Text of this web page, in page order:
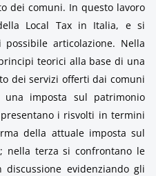
dei comuni. In questo lavoro
Local Tax in Italia, e si
articolazione. Nella
teorici alla base di una
dei servizi offerti dai comuni
imposta sul patrimonio
i risvolti in termini
della attuale imposta sul
nella terza si confrontano le
evidenziando gli